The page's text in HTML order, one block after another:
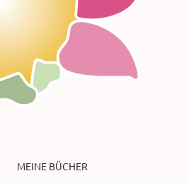
MEINE BÜCHER